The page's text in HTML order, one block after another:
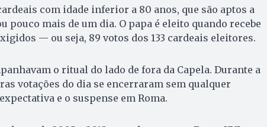
com idade inferior a 80 anos, que são aptos a
pouco mais de um dia. O papa é eleito quando recebe
— ou seja, 89 votos dos 133 cardeais eleitores.
o ritual do lado de fora da Capela. Durante a
votações do dia se encerraram sem qualquer
e o suspense em Roma.